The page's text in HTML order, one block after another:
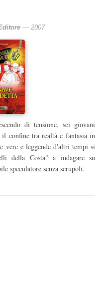
— 2007
di tensione, sei giovani
confine tra realtà e fantasia in
vere e leggende d'altri tempi si
della Costa" a indagare su
speculatore senza scrupoli.